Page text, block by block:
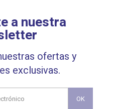
a nuestra
ofertas y
exclusivas.